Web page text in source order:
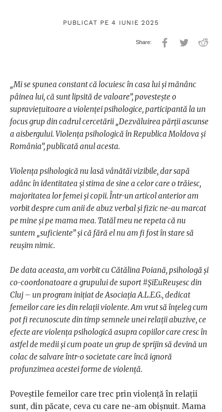
PUBLICAT PE 4 IUNIE 2025
„Mi se spunea constant că locuiesc în casa lui și mănânc
pâinea lui, că sunt lipsită de valoare”, povestește o
supraviețuitoare a violenței psihologice, participantă la un
focus grup din cadrul cercetării „Dezvăluirea părții ascunse
a aisbergului. Violența psihologică în Republica Moldova și
România”, publicată anul acesta.
Violența psihologică nu lasă vânătăi vizibile, dar sapă
adânc în identitatea și stima de sine a celor care o trăiesc,
majoritatea lor femei și copii. Într-un articol anterior am
vorbit despre cum anii de abuz verbal și fizic ne-au marcat
pe mine și pe mama mea. Tatăl meu ne repeta că nu
suntem „suficiente” și că fără el nu am fi fost în stare să
reușim nimic.
De data aceasta, am vorbit cu Cătălina Poiană, psihologă și
co-coordonatoare a grupului de suport #ȘiEuReușesc din
Cluj – un program inițiat de Asociația A.L.E.G., dedicat
femeilor care ies din relații violente. Am vrut să înțeleg cum
pot fi recunoscute din timp semnele unei relații abuzive, ce
efecte are violența psihologică asupra copiilor care cresc în
astfel de medii și cum poate un grup de sprijin să devină un
colac de salvare într-o societate care încă ignoră
profunzimea acestei forme de violență.
Poveștile femeilor care trec prin violență în relații
sunt, din păcate, ceva cu care ne-am obișnuit. Mama